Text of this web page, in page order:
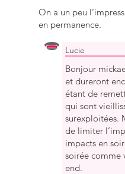
On a un peu
en permanence.
Lucie
Bonjour
et dureront
étant de
qui sont
surexploitées.
de limiter
impacts en
soirée comme
end.